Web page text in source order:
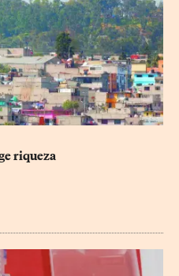
riqueza